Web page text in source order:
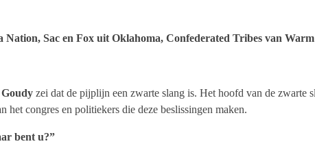
Nation, Sac en Fox uit Oklahoma, Confederated Tribes van
zei dat de pijplijn een zwarte slang is. Het hoofd van de zwarte
het congres en politiekers die deze beslissingen maken.
bent u?”